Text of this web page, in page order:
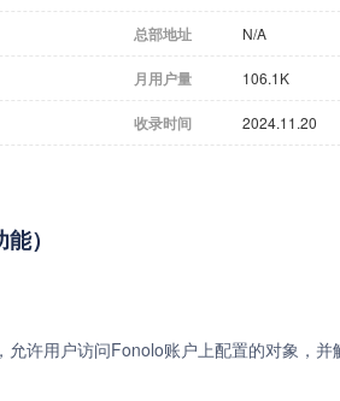
总部地址 N/A
月用户量 106.1K
收录时间 2024.11.20
）
许用户访问Fonolo账户上配置的对象，并